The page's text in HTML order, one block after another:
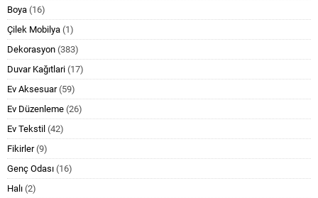
Boya (16)
Çilek Mobilya (1)
Dekorasyon (383)
Duvar Kağıtlari (17)
Ev Aksesuar(59)
Ev Düzenleme (26)
Ev Tekstil (42)
Fikirler(9)
Genç Odası (16)
Halı (2)